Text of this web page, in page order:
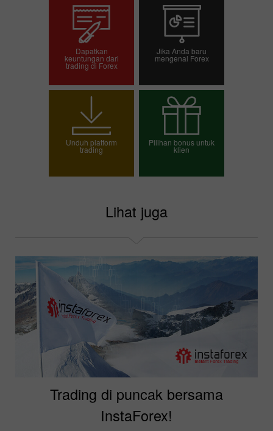
Dapatkan
keuntungan dari
trading di Forex
Jika Anda baru
mengenal Forex
Buka akun demo
Unduh platform
trading
Pilihan bonus untuk
klien
Lihat juga
Trading di puncak bersama
InstaForex!